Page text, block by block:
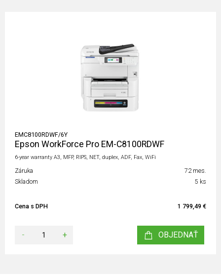
EMC8100RDWF/6Y
Epson WorkForce Pro EM-C8100RDWF
6-year warranty A3, MFP, RIPS, NET, duplex, ADF, Fax, WiFi
Záruka
72 mes.
Skladom
5 ks
Cena s DPH 1 799,49 €
- + OBJEDNAŤ